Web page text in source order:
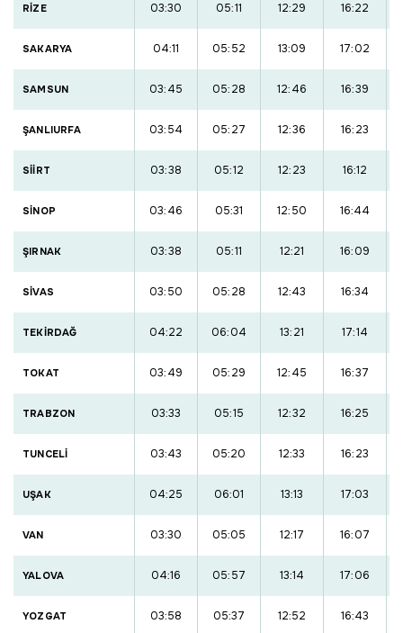
RİZE 03:30 05:11 12:29 16:22
SAKARYA 04:11 05:52 13:09 17:02
SAMSUN 03:45 05:28 12:46 16:39
ŞANLIURFA 03:54 05:27 12:36 16:23
SİİRT 03:38 05:12 12:23 16:12
SİNOP 03:46 05:31 12:50 16:44
ŞIRNAK 03:38 05:11 12:21 16:09
SİVAS 03:50 05:28 12:43 16:34
TEKİRDAĞ 04:22 06:04 13:21 17:14
TOKAT 03:49 05:29 12:45 16:37
TRABZON 03:33 05:15 12:32 16:25
TUNCELİ 03:43 05:20 12:33 16:23
UŞAK 04:25 06:01 13:13 17:03
VAN 03:30 05:05 12:17 16:07
YALOVA 04:16 05:57 13:14 17:06
YOZGAT 03:58 05:37 12:52 16:43